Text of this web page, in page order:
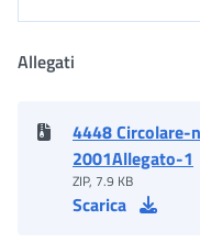
Allegati
4448
2001Allegato-1
ZIP, 7.9 KB
Scarica